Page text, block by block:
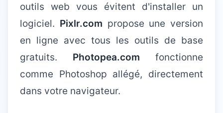
outils web vous évitent d'installer un
logiciel. Pixlr.com propose une version
en ligne avec tous les outils de base
gratuits. Photopea.com fonctionne
comme Photoshop allégé, directement
dans votre navigateur.